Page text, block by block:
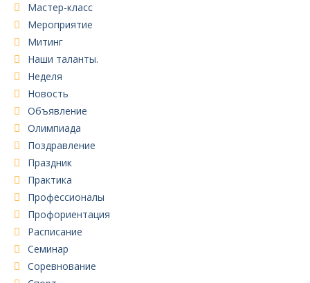
Мастер-класс
Мероприятие
Митинг
Наши таланты.
Неделя
Новость
Объявление
Олимпиада
Поздравление
Праздник
Практика
Профессионалы
Профориентация
Расписание
Семинар
Соревнование